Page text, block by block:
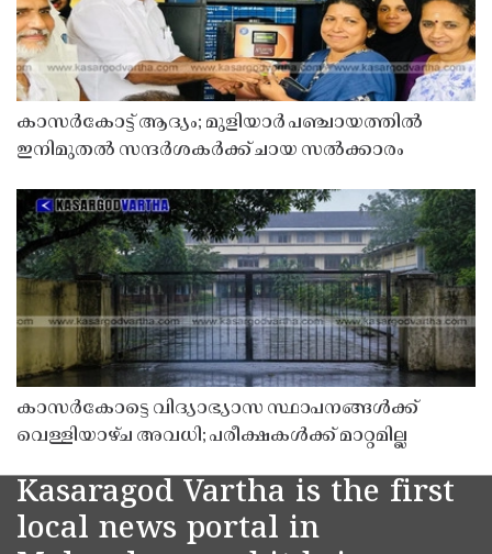
കാസർകോട്ട് ആദ്യം; മുളിയാർ പഞ്ചായത്തിൽ
ഇനിമുതൽ സന്ദർശകർക്ക് ചായ സൽക്കാരം
കാസർകോട്ടെ വിദ്യാഭ്യാസ സ്ഥാപനങ്ങൾക്ക്
വെള്ളിയാഴ്ച അവധി; പരീക്ഷകൾക്ക് മാറ്റമില്ല
Kasaragod Vartha is the first
local news portal in